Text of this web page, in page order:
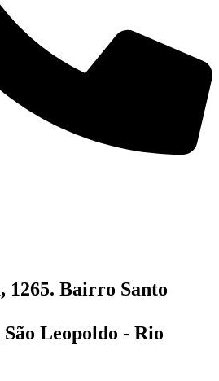
1265. Bairro Santo
São Leopoldo - Rio